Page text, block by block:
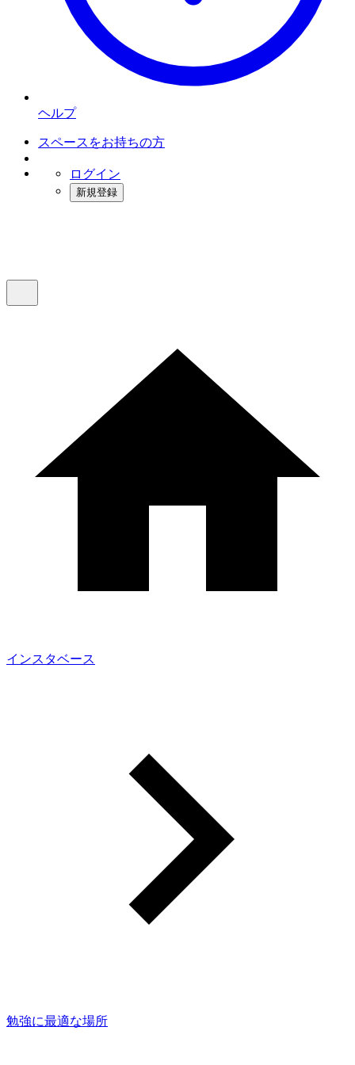
ヘルプ
スペースをお持ちの方
ログイン
新規登録
インスタベース
勉強に最適な場所